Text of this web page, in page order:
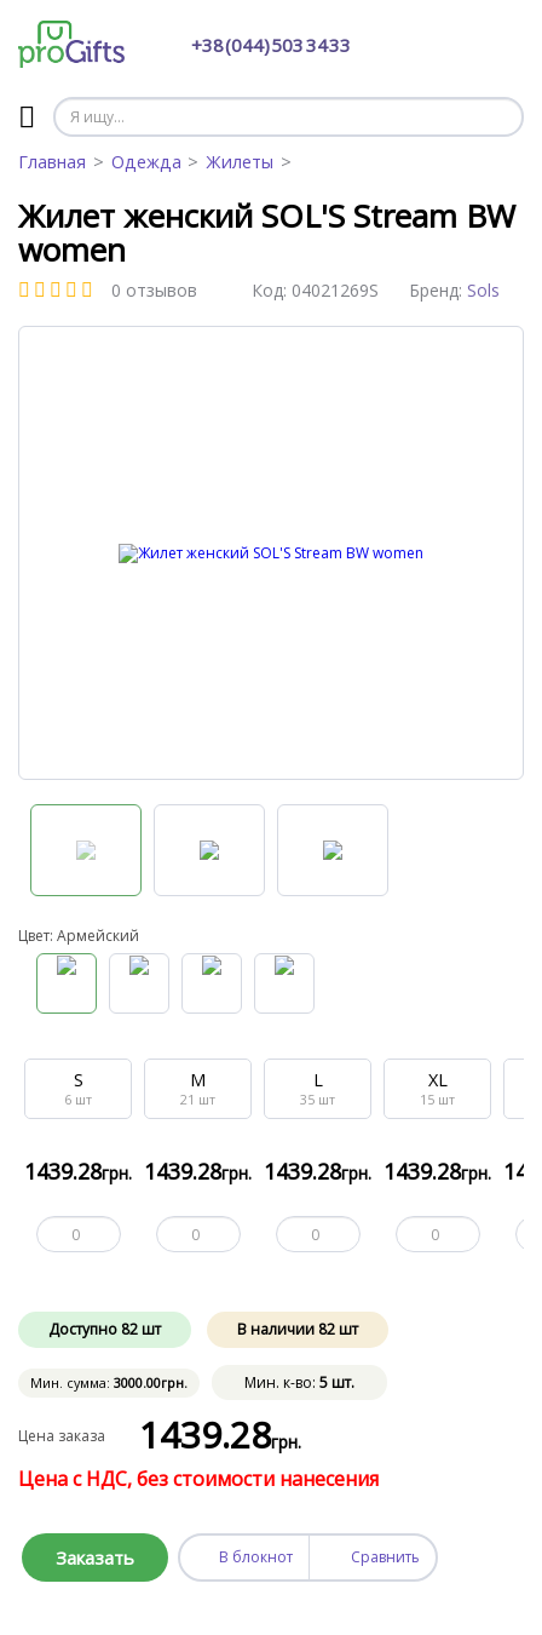
+38 (044) 503 34 33
Главная Одежда Жилеты
Жилет женский SOL'S Stream BW
women
0 отзывов Бренд: Sols
Код: 04021269S
Цвет: Армейский
S
6 шт
1439.28грн.
M
21 шт
1439.28грн.
L
35 шт
1439.28грн.
XL
15 шт
1439.28грн.
Доступно 82 шт В наличии 82шт
Мин. сумма: 3000.00грн. Мин. к-во: 5 шт.
Цена заказа 1439.28грн.
Цена с НДС, без стоимости нанесения
Заказать В блокнот Сравнить